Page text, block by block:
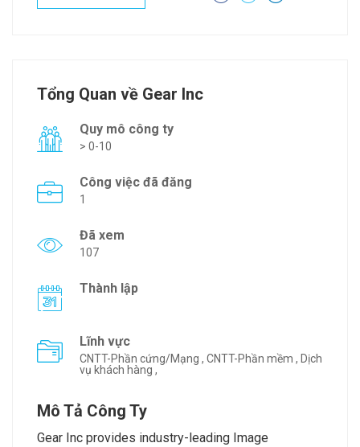
Tổng Quan về Gear Inc
Quy mô công ty
> 0-10
Công việc đã đăng
1
Đã xem
107
Thành lập
Lĩnh vực
CNTT-Phần cứng/Mạng , CNTT-Phần mềm , Dịch
vụ khách hàng ,
Mô Tả Công Ty
Gear Inc provides industry-leading Image